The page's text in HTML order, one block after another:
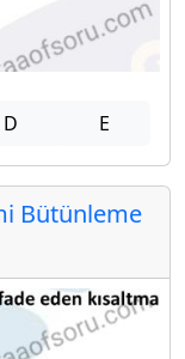
D E
Bütünleme